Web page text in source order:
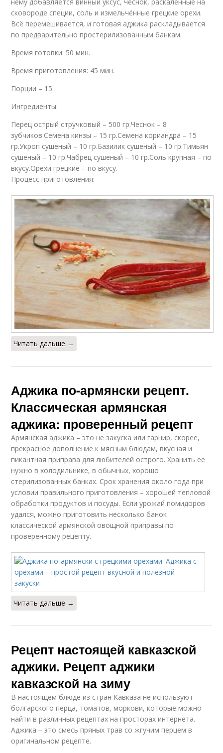
сковороде специи, соль и измельчённые грецкие орехи.
Всё перемешивается, и готовая аджика раскладывается
по предварительно простерилизованным банкам.
Время готовки: 50 мин.
Время приготовления: 45 мин.
Порции – 15.
Ингредиенты:
Перец острый стручковый – 500 гр.Чеснок – 8
зубчиков.Семена кинзы – 15 гр.Семена кориандра – 15
гр.Укроп сушеный – 10 гр.Базилик сушеный – 10 гр.Тимьян
сушеный – 10 гр.Чабрец сушеный – 10 гр.Соль крупная – по
вкусу.Орехи грецкие – по вкусу.
Процесс приготовления:
Читать дальше →
Аджика по-армянски рецепт.
Классическая армянская
аджика: проверенный рецепт
Армянская аджика – это не закуска или гарнир, скорее,
прекрасное дополнение к мясным блюдам, вкусная и
пикантная приправа для любителей острого. Хранить ее
нужно в холодильнике, в обычных, хорошо
стерилизованных банках. Срок хранения около года при
условии правильного приготовления – хорошей тепловой
обработки продуктов и посуды. Если урожай помидоров
удался, можно приготовить несколько банок
классической армянской овощной приправы по
проверенному рецепту.
Читать дальше →
Рецепт настоящей кавказской
аджики. Рецепт аджики
кавказской на зиму
В настоящем блюде из стран Кавказа не используют
болгарского перца, томатов, моркови, которые можно
найти в различных рецептах на просторах интернета.
Аджика – это смесь пряных трав со жгучим перцем в
оригинальном рецепте.